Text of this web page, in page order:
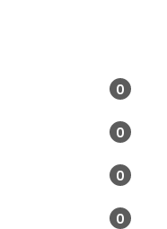
0
0
0
0